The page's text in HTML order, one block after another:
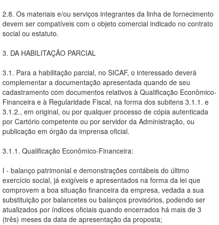
2.8. Os materiais e/ou serviços integrantes da linha de fornecimento
devem ser compatíveis com o objeto comercial indicado no contrato
social ou estatuto.
3. DA HABILITAÇÃO PARCIAL
3.1. Para a habilitação parcial, no SICAF, o interessado deverá
complementar a documentação apresentada quando de seu
cadastramento com documentos relativos à Qualificação Econômico-
Financeira e à Regularidade Fiscal, na forma dos subitens 3.1.1. e
3.1.2., em original, ou por qualquer processo de cópia autenticada
por Cartório competente ou por servidor da Administração, ou
publicação em órgão da imprensa oficial.
3.1.1. Qualificação Econômico-Financeira:
I - balanço patrimonial e demonstrações contábeis do último
exercício social, já exigíveis e apresentados na forma da lei que
comprovem a boa situação financeira da empresa, vedada a sua
substituição por balancetes ou balanços provisórios, podendo ser
atualizados por índices oficiais quando encerrados há mais de 3
(três) meses da data de apresentação da proposta;